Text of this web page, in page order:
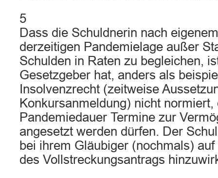
5
Dass die Schuldnerin nach
derzeitigen Pandemielage außer
Schulden in Raten zu begleichen,
Gesetzgeber hat, anders als
Insolvenzrecht (zeitweise
Konkursanmeldung) nicht
Pandemiedauer Termine zur
angesetzt werden dürfen. Der
bei ihrem Gläubiger (nochmals)
des Vollstreckungsantrags